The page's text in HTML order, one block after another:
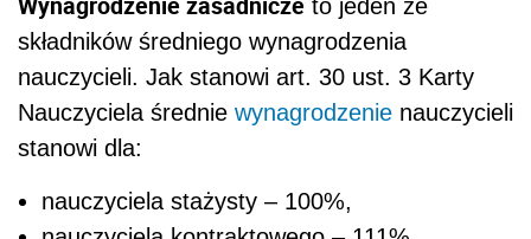
to jeden ze
składników średniego wynagrodzenia
nauczycieli. Jak stanowi art. 30 ust. 3 Karty
Nauczyciela średnie wynagrodzenie nauczycieli
stanowi dla:
nauczyciela stażysty – 100%,